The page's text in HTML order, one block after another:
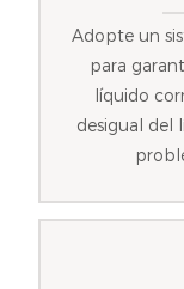
Adopte un
para
líquido
desigual del